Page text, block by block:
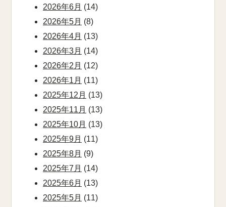
2026年6月 (14)
2026年5月 (8)
2026年4月 (13)
2026年3月 (14)
2026年2月 (12)
2026年1月 (11)
2025年12月 (13)
2025年11月 (13)
2025年10月 (13)
2025年9月 (11)
2025年8月 (9)
2025年7月 (14)
2025年6月 (13)
2025年5月 (11)